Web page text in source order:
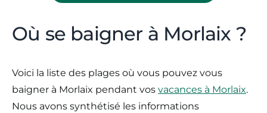
Où se baigner à Morlaix ?
Voici la liste des plages où vous pouvez vous
baigner à Morlaix pendant vos vacances à Morlaix.
Nous avons synthétisé les informations